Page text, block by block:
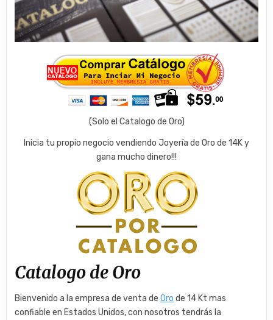
(Solo el Catalogo de Oro)​
Inicia tu propio negocio vendiendo Joyería de Oro de 14K y
gana mucho dinero!!!
​Catalogo de Oro
Bienvenido a la empresa de venta deOro de 14 Kt mas
confiable en Estados Unidos, con nosotros tendrás la